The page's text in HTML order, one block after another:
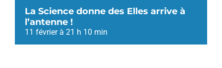
La Science donne des Elles arrive à
l’antenne !
11 février à 21 h 10 min